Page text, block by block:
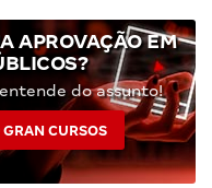
APROVAÇÃO EM
do assunto!
CURSOS